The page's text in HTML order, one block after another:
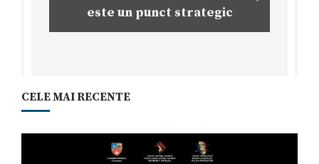
este un punct strategic
CELE MAI RECENTE